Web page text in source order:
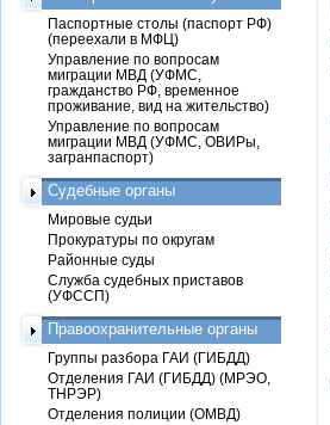
Паспортные столы (паспорт РФ)
(переехали в МФЦ)
Управление по вопросам
миграции МВД (УФМС,
гражданство РФ, временное
проживание, вид на жительство)
Управление по вопросам
миграции МВД (УФМС, ОВИРы,
загранпаспорт)
Судебные органы
Мировые судьи
Прокуратуры по округам
Районные суды
Служба судебных приставов
(УФССП)
Правоохранительные органы
Группы разбора ГАИ (ГИБДД)
Отделения ГАИ (ГИБДД) (МРЭО,
ТНРЭР)
Отделения полиции (ОМВД)